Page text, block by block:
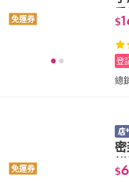
免運券 $
總
登
免運券
密
$6